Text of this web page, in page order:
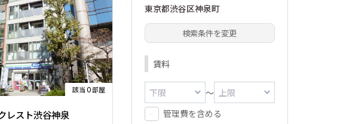
該当 0部屋
レスト渋谷神泉
東京都渋谷区神泉町
検索条件を変更
賃料
～
管理費を含める